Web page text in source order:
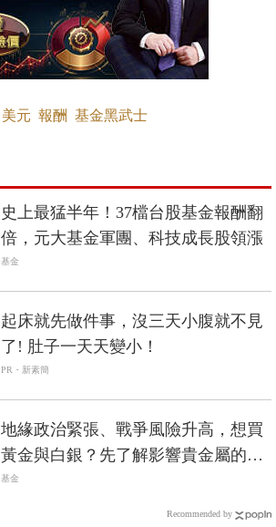
美元 報酬 基金黑武士
史上最猛半年！37檔台股基金報酬翻
倍，元大基金軍團、科技成長股領漲
基金
起床就先做件事，沒三天小腹就不見
了! 肚子一天天變小！
PR・新素簡
地緣政治緊張、戰爭風險升高，想買
黃金與白銀？先了解影響貴金屬的價
格因素
基金
Recommended by